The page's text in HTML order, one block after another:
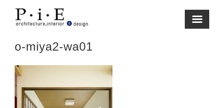
content
o-miya2-wa01